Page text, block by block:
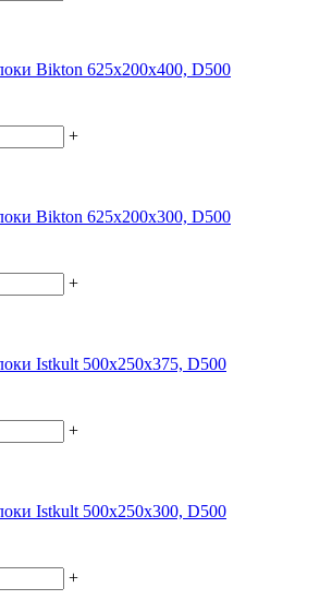
Bikton 625х200х400, D500
+
Bikton 625х200х300, D500
+
Istkult 500х250х375, D500
+
Istkult 500х250х300, D500
+